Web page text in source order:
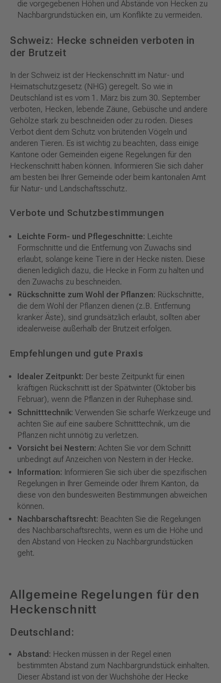
die vorgegebenen Höhen und Abstände von Hecken zu
Nachbargrundstücken ein, um Konflikte zu vermeiden.
Schweiz: Hecke schneiden verboten in
der Brutzeit
In der Schweiz ist der Heckenschnitt im Natur- und
Heimatschutzgesetz (NHG) geregelt. So wie in
Deutschland ist es vom 1. März bis zum 30. September
verboten, Hecken, lebende Zäune, Gebüsche und andere
Gehölze stark zu beschneiden oder zu roden. Dieses
Verbot dient dem Schutz von brütenden Vögeln und
anderen Tieren. Es ist wichtig zu beachten, dass einige
Kantone oder Gemeinden eigene Regelungen für den
Heckenschnitt haben können. Informieren Sie sich daher
am besten bei Ihrer Gemeinde oder beim kantonalen Amt
für Natur- und Landschaftsschutz.
Verbote und Schutzbestimmungen
Leichte Form- und Pflegeschnitte: Leichte
Formschnitte und die Entfernung von Zuwachs sind
erlaubt, solange keine Tiere in der Hecke nisten. Diese
dienen lediglich dazu, die Hecke in Form zu halten und
den Zuwachs zu beschneiden.
Rückschnitte zum Wohl der Pflanzen: Rückschnitte,
die dem Wohl der Pflanzen dienen (z.B. Entfernung
kranker Äste), sind grundsätzlich erlaubt, sollten aber
idealerweise außerhalb der Brutzeit erfolgen.
Empfehlungen und gute Praxis
Idealer Zeitpunkt: Der beste Zeitpunkt für einen
kräftigen Rückschnitt ist der Spätwinter (Oktober bis
Februar), wenn die Pflanzen in der Ruhephase sind.
Schnitttechnik: Verwenden Sie scharfe Werkzeuge und
achten Sie auf eine saubere Schnitttechnik, um die
Pflanzen nicht unnötig zu verletzen.
Vorsicht bei Nestern: Achten Sie vor dem Schnitt
unbedingt auf Anzeichen von Nestern in der Hecke.
Information: Informieren Sie sich über die spezifischen
Regelungen in Ihrer Gemeinde oder Ihrem Kanton, da
diese von den bundesweiten Bestimmungen abweichen
können.
Nachbarschaftsrecht: Beachten Sie die Regelungen
des Nachbarschaftsrechts, wenn es um die Höhe und
den Abstand von Hecken zu Nachbargrundstücken
geht.
Allgemeine Regelungen für den
Heckenschnitt
Deutschland:
Abstand: Hecken müssen in der Regel einen
bestimmten Abstand zum Nachbargrundstück einhalten.
Dieser Abstand ist von der Wuchshöhe der Hecke